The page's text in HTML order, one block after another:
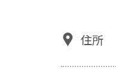
住所